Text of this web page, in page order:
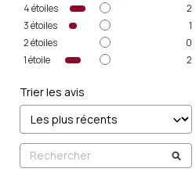
4étoiles
2
3étoiles
1
2étoiles
0
1étoile 2
Trier les avis